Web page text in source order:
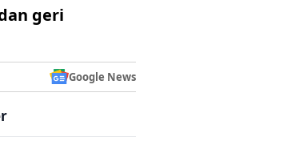
geri
Google News